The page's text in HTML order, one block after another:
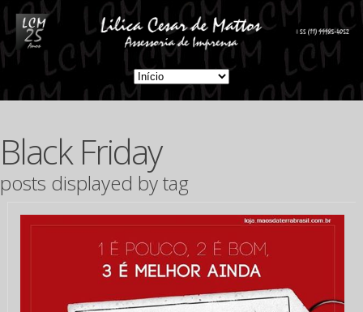
Black Friday
posts displayed by tag